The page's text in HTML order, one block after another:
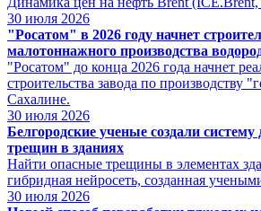
30 июля 2026
"Росатом" в 2026 году начнет
малотоннажного производства
"Росатом" до конца 2026 года начнет
строительства завода по производству
Сахалине.
30 июля 2026
Белгородские ученые создали
трещин в зданиях
Найти опасные трещины в элементах
гибридная нейросеть, созданная
30 июля 2026